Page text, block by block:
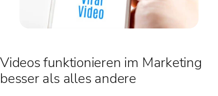
Videos funktionieren im Marketing
besser als alles andere